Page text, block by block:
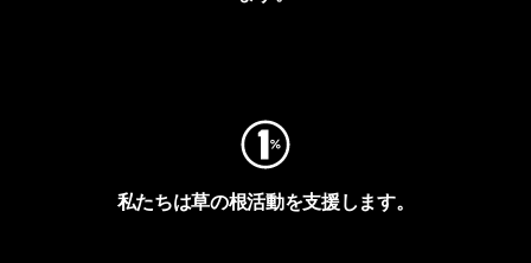
私たちは草の根活動を支援します。